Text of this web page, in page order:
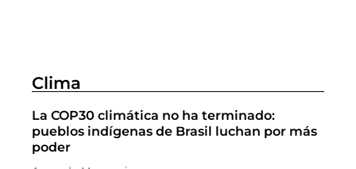
Clima
La COP30 climática no ha terminado:
pueblos indígenas de Brasil luchan por más
poder